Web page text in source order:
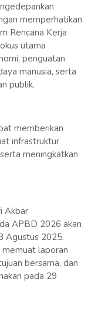
memperhatikan
Rencana Kerja
utama
penguatan
manusia, serta
publik.
memberikan
infrastruktur
meningkatkan
Akbar
APBD 2026 akan
Agustus 2025.
laporan
bersama, dan
pada 29